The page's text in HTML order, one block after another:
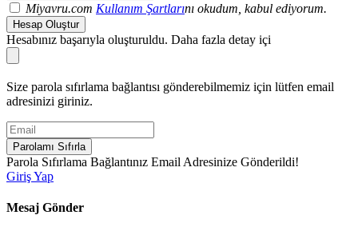
Miyavru.com Kullanım Şartlarını okudum, kabul ediyorum.
Hesap Oluştur
Hesabınız başarıyla oluşturuldu. Daha fazla detay içi
Size parola sıfırlama bağlantısı gönderebilmemiz için lütfen email
adresinizi giriniz.
Parolamı Sıfırla
Parola Sıfırlama Bağlantınız Email Adresinize Gönderildi!
Giriş Yap
Mesaj Gönder